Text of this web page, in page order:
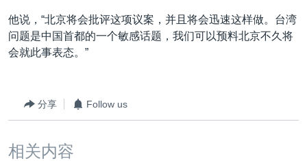
他说，“北京将会批评这项议案，并且将会迅速这样做。台湾
问题是中国首都的一个敏感话题，我们可以预料北京不久将
会就此事表态。”
分享 Follow us
相关内容